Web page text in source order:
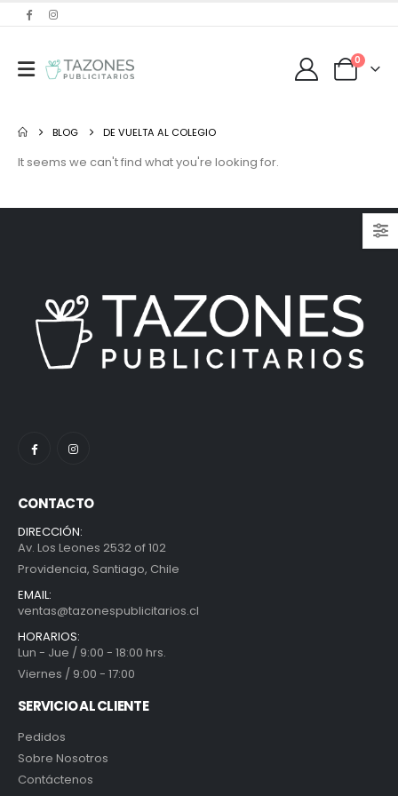
0
BLOG DE VUELTA AL COLEGIO
It seems we can't find what you're looking for.
CONTACTO
DIRECCIÓN:
Av. Los Leones 2532 of 102
Providencia, Santiago, Chile
EMAIL:
ventas@tazonespublicitarios.cl
HORARIOS:
Lun - Jue / 9:00 - 18:00 hrs.
Viernes / 9:00 - 17:00
SERVICIO AL CLIENTE
Pedidos
Sobre Nosotros
Contáctenos